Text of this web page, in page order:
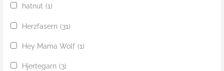
hatnut (1)
Herzfasern (31)
Hey Mama Wolf (1)
Hjertegarn (3)